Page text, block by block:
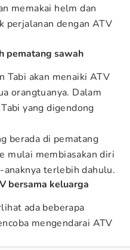
memakai helm dan
perjalanan dengan ATV
pematang sawah
Tabi akan menaiki ATV
orangtuanya. Dalam
yang digendong
berada di pematang
mulai membiasakan diri
anaknya terlebih dahulu.
bersama keluarga
ada beberapa
mengendarai ATV